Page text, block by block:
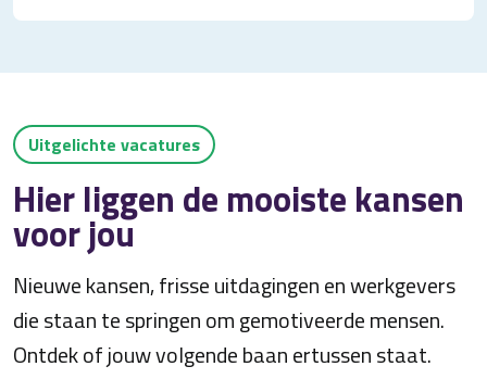
Uitgelichte vacatures
Hier liggen de mooiste kansen
voor jou
Nieuwe kansen, frisse uitdagingen en werkgevers
die staan te springen om gemotiveerde mensen.
Ontdek of jouw volgende baan ertussen staat.